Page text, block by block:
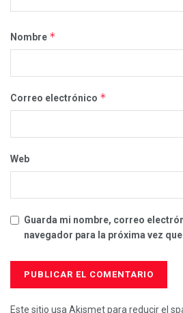
Nombre *
Correo electrónico *
Web
Guarda mi nombre, correo
navegador para la próxima vez
Este sitio usa Akismet para reducir el